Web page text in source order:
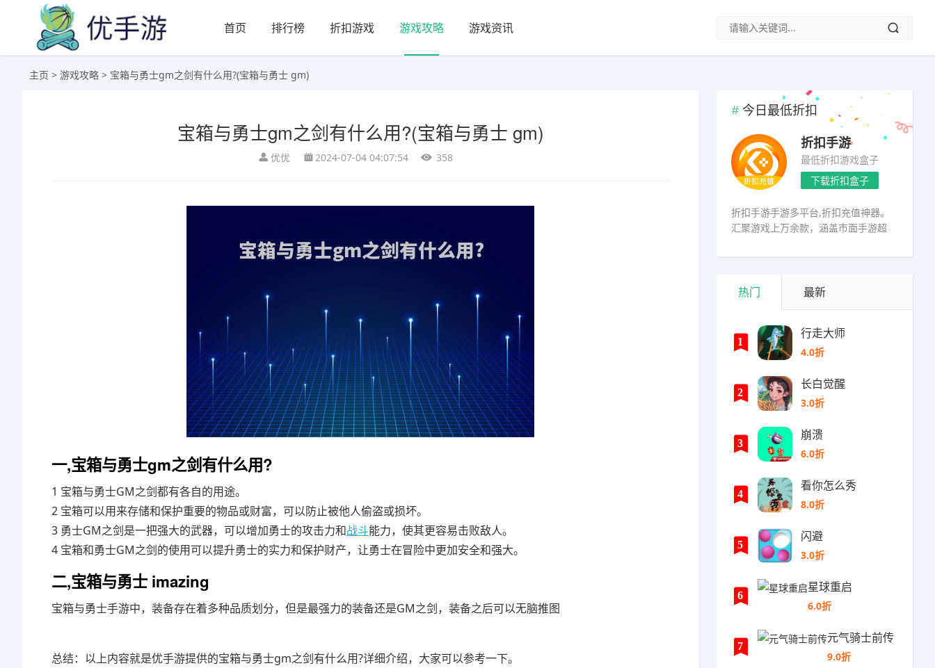
首页 排行榜 折扣游戏 游戏攻略 游戏资讯
主页 > 游戏攻略 > 宝箱与勇士gm之剑有什么用?(宝箱与勇士 gm)
宝箱与勇士gm之剑有什么用?(宝箱与勇士 gm)
优优 2024-07-04 04:07:54 358
一,宝箱与勇士gm之剑有什么用?
1 宝箱与勇士GM之剑都有各自的用途。
2 宝箱可以用来存储和保护重要的物品或财富，可以防止被他人偷盗或损坏。
3 勇士GM之剑是一把强大的武器，可以增加勇士的攻击力和战斗能力，使其更容易击败敌人。
4 宝箱和勇士GM之剑的使用可以提升勇士的实力和保护财产，让勇士在冒险中更加安全和强大。
二,宝箱与勇士 imazing
宝箱与勇士手游中，装备存在着多种品质划分，但是最强力的装备还是GM之剑，装备之后可以无脑推图
总结：以上内容就是优手游提供的宝箱与勇士gm之剑有什么用?详细介绍，大家可以参考一下。
今日最低折扣
折扣手游
最低折扣游戏盒子
下载折扣盒子
折扣手游手游多平台,折扣充值神器。
汇聚游戏上万余款，涵盖市面手游超
热门 最新
1
行走大师
4.0折
2
长白觉醒
3.0折
3
崩溃
6.0折
4
看你怎么秀
8.0折
5
闪避
3.0折
6
星球重启
6.0折
7
元气骑士前传
9.0折